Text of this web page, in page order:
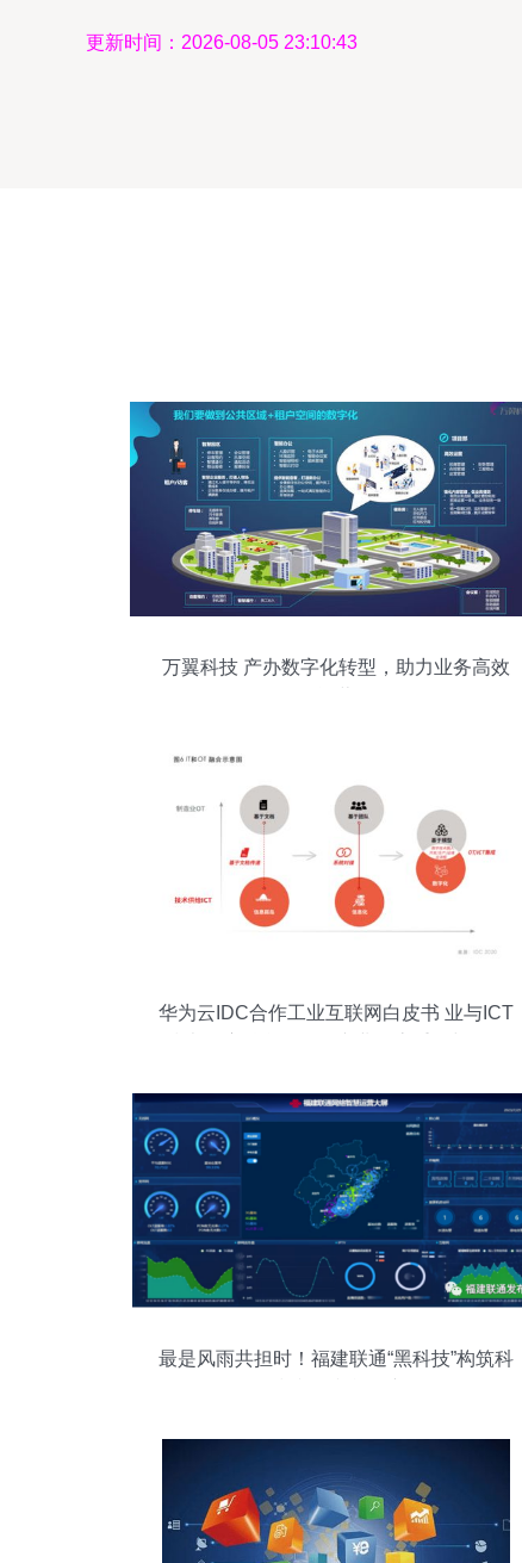
更新时间：2026-08-05 23:10:43
万翼科技 产办数字化转型，助力业务高效
华为云IDC合作工业互联网白皮书 业与ICT
最是风雨共担时！福建联通“黑科技”构筑科